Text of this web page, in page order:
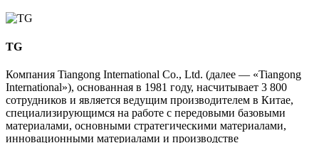
TG
Компания Tiangong International Co., Ltd. (далее — «Tiangong
International»), основанная в 1981 году, насчитывает 3 800
сотрудников и является ведущим производителем в Китае,
специализирующимся на работе с передовыми базовыми
материалами, основными стратегическими материалами,
инновационными материалами и производстве